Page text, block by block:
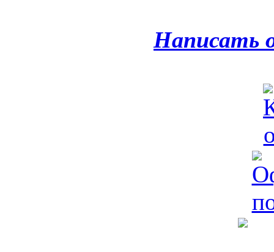
Написать